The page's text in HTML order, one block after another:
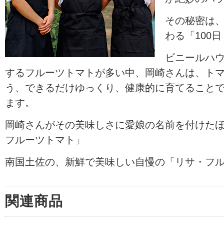
その秘密は
わる「100
ビニールハ
するフルーツトマトが多い中、岡崎さんは、ト
う、できるだけゆっくり、健康的に育てること
ます。
岡崎さんがその美味しさに愛娘の名前を付けた
フルーツトマト」
南国土佐の、新鮮で美味しい自慢の「リサ・フ
関連商品